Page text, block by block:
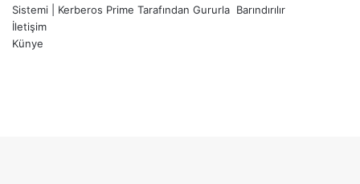
Sistemi
Kerberos Prime Tarafından Gururla Barındırılır
İletişim
Künye